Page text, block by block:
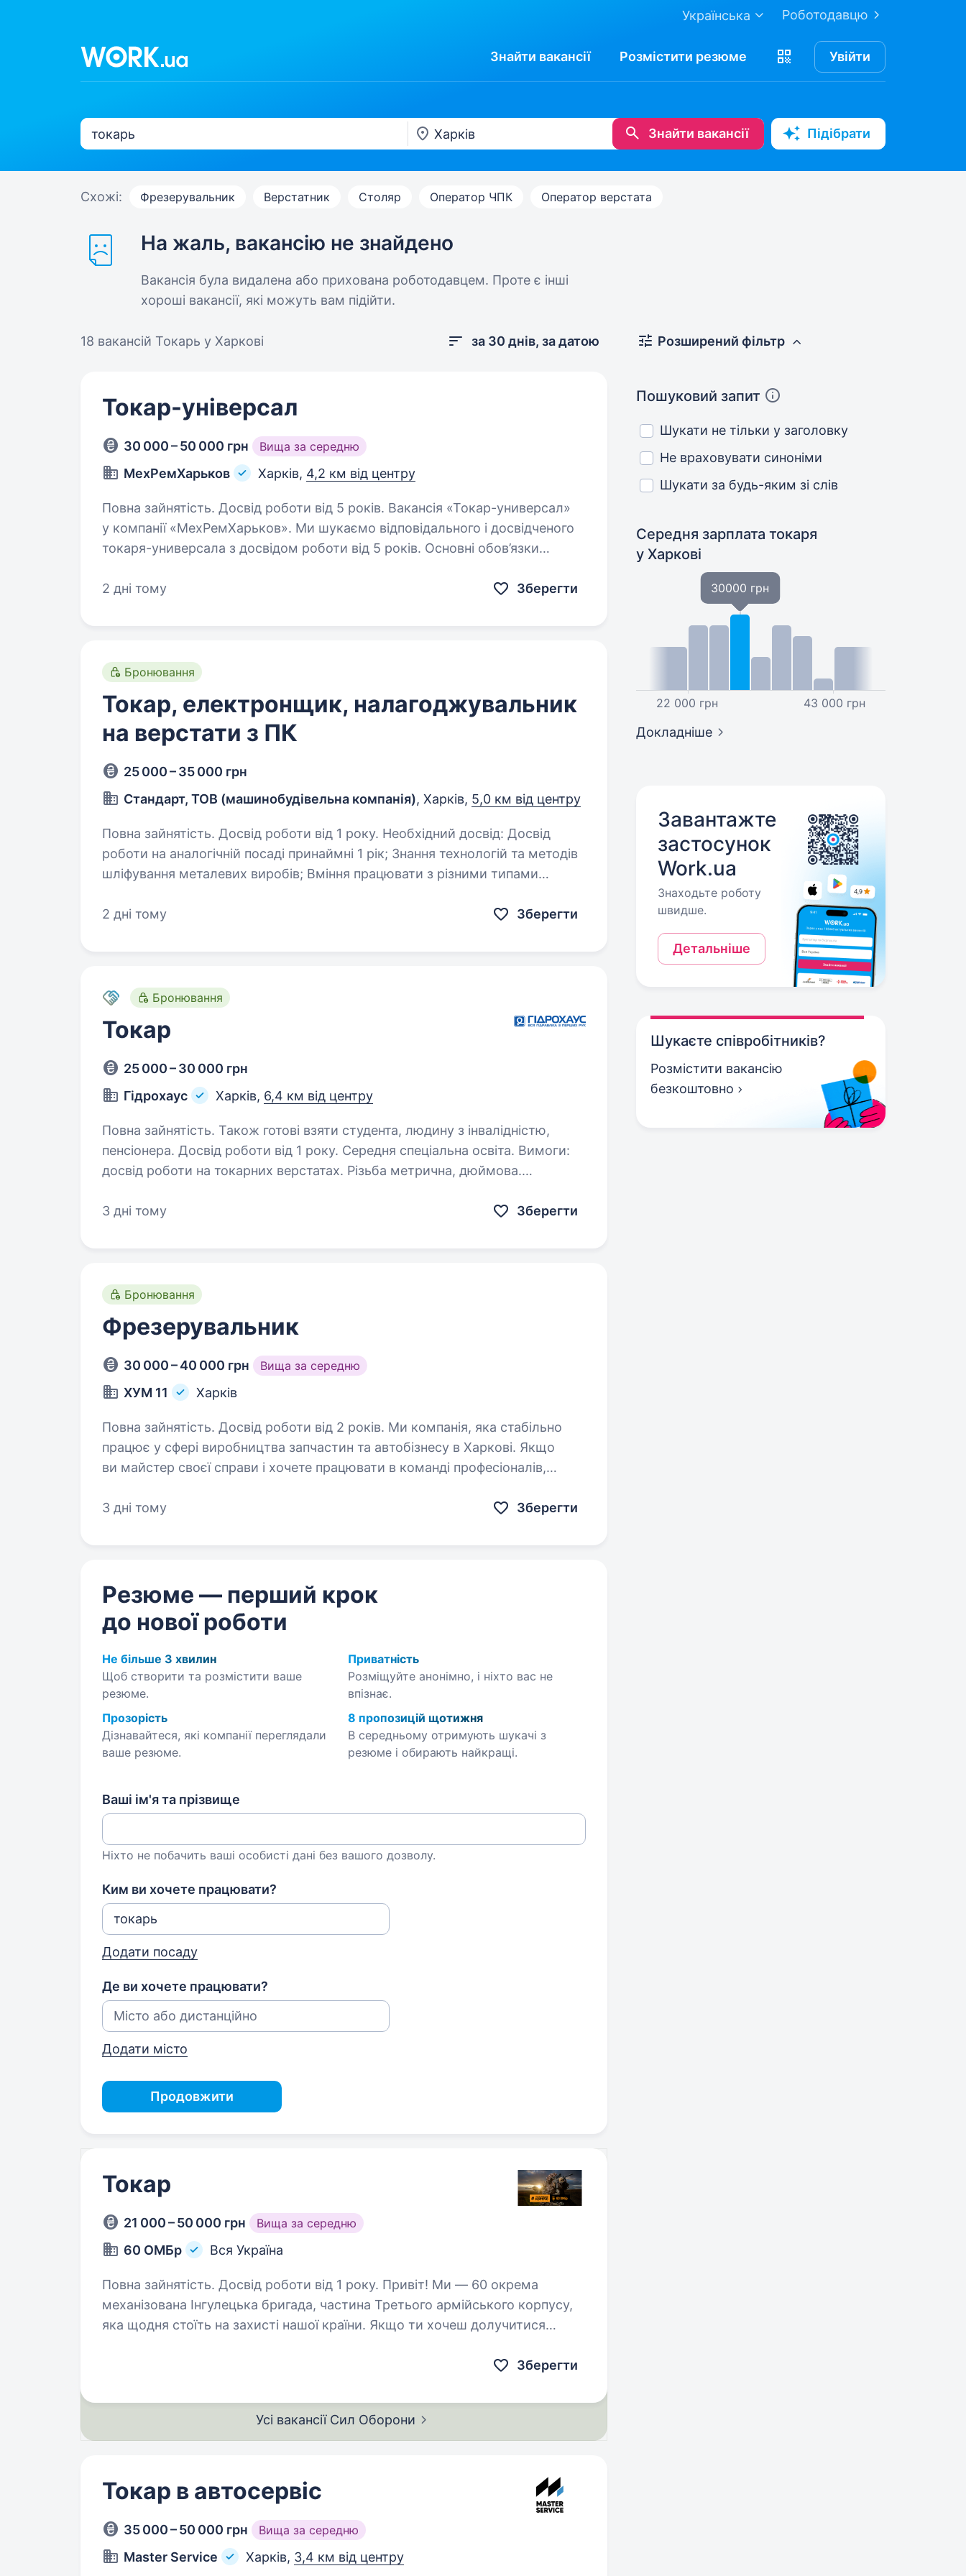
Роботодавцю
Українська
Знайти вакансії Розмістити резюме Увійти
Знайти вакансії Підібрати
Схожі: Фрезерувальник Верстатник Столяр Оператор ЧПК Оператор верстата
На жаль, вакансію не знайдено
Вакансія була видалена або прихована роботодавцем. Проте є інші
хороші вакансії, які можуть вам підійти.
18 вакансій Токарь у Харкові за 30 днів, за датою
Токар-універсал
30 000 – 50 000 грн Вища за середню
МехРемХарьков Харків, 4,2 км від центру
Повна зайнятість. Досвід роботи від 5 років. Вакансія «Токар-универсал»
у компанії «МехРемХарьков». Ми шукаємо відповідального і досвідченого
токаря-универсала з досвідом роботи від 5 років. Основні обов’язки
2 дні тому
Зберегти
Бронювання
Токар, електронщик, налагоджувальник
на верстати з ПК
25 000 – 35 000 грн
Стандарт, ТОВ (машинобудівельна компанія), Харків, 5,0 км від центру
Повна зайнятість. Досвід роботи від 1 року. Необхідний досвід: Досвід
роботи на аналогічній посаді принаймні 1 рік; Знання технологій та методів
шліфування металевих виробів; Вміння працювати з різними типами
2 дні тому
Зберегти
Бронювання
Токар
25 000 – 30 000 грн
Гідрохаус
Харків, 6,4 км від центру
Повна зайнятість. Також готові взяти студента, людину з інвалідністю,
пенсіонера. Досвід роботи від 1 року. Середня спеціальна освіта. Вимоги:
досвід роботи на токарних верстатах. Різьба метрична, дюймова.
графік роботи з 9.00 до 18.00, п’ять днів у тиждень. Обов’язки:…
3 дні тому Зберегти
Бронювання
Фрезерувальник
30 000 – 40 000 грн Вища за середню
ХУМ 11 Харків
Повна зайнятість. Досвід роботи від 2 років. Ми компанія, яка стабільно
працює у сфері виробництва запчастин та автобізнесу в Харкові. Якщо
ви майстер своєї справи і хочете працювати в команді професіоналів,
3 дні тому
Зберегти
Резюме — перший крок
до нової роботи
Не більше 3 хвилин
Щоб створити та розмістити ваше
резюме.
Приватність
Розміщуйте анонімно, і ніхто вас не
впізнає.
Прозорість
Дізнавайтеся, які компанії переглядали
ваше резюме.
8 пропозицій щотижня
В середньому отримують шукачі з
резюме і обирають найкращі.
Ваші ім'я та прізвище
Ніхто не побачить ваші особисті дані без вашого дозволу.
Ким ви хочете працювати?
Додати посаду
Де ви хочете працювати?
Додати місто
Продовжити
Токар
21 000 – 50 000 грн Вища за середню
60 ОМБр Вся Україна
Повна зайнятість. Досвід роботи від 1 року. Привіт! Ми — 60 окрема
механізована Інгулецька бригада, частина Третього армійського корпусу,
яка щодня стоїть на захисті нашої країни. Якщо ти хочеш долучитися
Зберегти
Усі вакансії Сил Оборони
Токар в автосервіс
35 000 – 50 000 грн Вища за середню
Master Service Харків, 3,4 км від центру
Розширений фільтр
Пошуковий запит
Шукати не тільки у заголовку
Не враховувати синоніми
Шукати за будь-яким зі слів
Середня зарплата токаря
у Харкові
22 000 грн
30000 грн
43 000 грн
Докладніше
Завантажте
застосунок
Work.ua
Знаходьте роботу
швидше.
Детальніше
Шукаєте співробітників?
Розмістити вакансію
безкоштовно